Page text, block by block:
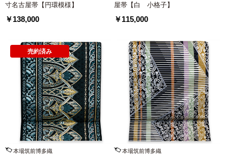
寸名古屋帯【円環模様】
￥138,000
屋帯【白 小格子】
￥115,000
本場筑前博多織
売約済み
本場筑前博多織